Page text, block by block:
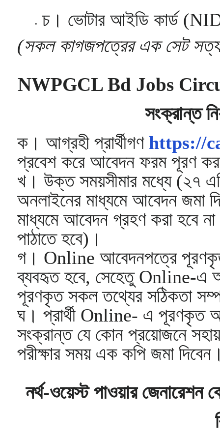
চ। ভোটার আইডি কার্ড
(সকল কাগজপত্রের এক সেট
NWPGCL Bd Jobs
সংক্রান্ত
ক। আগ্রহী প্রার্থীগণ https://
প্রবেশ করে আবেদন ফরম পূরণ
খ। উক্ত সময়সীমার মধ্যে (২৭
অনলাইনের মাধ্যমে আবেদন জমা
মাধ্যমে আবেদন গ্রহণ করা হবে না
পাঠাতে হবে)।
গ। Online আবেদনপত্রে পূরণকৃত
ব্যবহৃত হবে, সেহেতু Online-এ
পূরণকৃত সকল তথ্যের সঠিকতা
ঘ। প্রার্থী Online- এ পূরণকৃত
সংক্রান্ত যে কোন প্রয়োজনে
পরীক্ষার সময় এক কপি জমা
নর্থ-ওয়েস্ট পাওয়ার জেনারেশন